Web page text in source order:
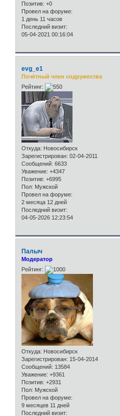
Позитив: +0
Провел на форуме:
1 день 11 часов
Последний визит:
05-04-2021 00:16:04
evg_e1
Почётный член содружества
Рейтинг:
Откуда: Новосибирск
Зарегистрирован: 02-04-2011
Сообщений: 6633
Уважение: +4347
Позитив: +6995
Пол: Мужской
Провел на форуме:
2 месяца 12 дней
Последний визит:
04-05-2026 12:23:54
Палыч
Модератор
Рейтинг:
Откуда: Новосибирск
Зарегистрирован: 15-04-2014
Сообщений: 13584
Уважение: +9361
Позитив: +2931
Пол: Мужской
Провел на форуме:
9 месяцев 11 дней
Последний визит: